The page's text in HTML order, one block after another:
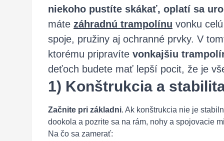
niekoho pustíte skákať, oplatí sa
máte záhradnú trampolínu vonku
spoje, pružiny aj ochranné prvky. V
ktorému pripravíte vonkajšiu
deťoch budete mať lepší pocit, že je
1) Konštrukcia a
Začnite pri základni. Ak konštrukcia nie je
dookola a pozrite sa na rám, nohy a spojovacie
Na čo sa zamerať: